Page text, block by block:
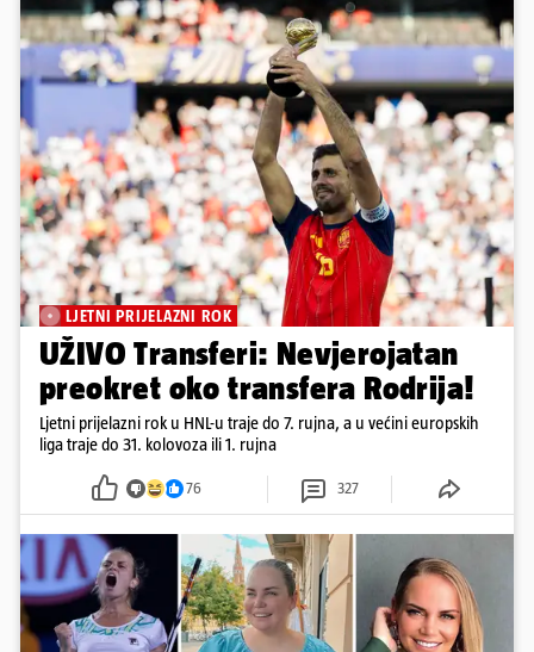
LJETNI PRIJELAZNI ROK
UŽIVO Transferi: Nevjerojatan
preokret oko transfera Rodrija!
Ljetni prijelazni rok u HNL-u traje do 7. rujna, a u većini europskih
liga traje do 31. kolovoza ili 1. rujna
76 327